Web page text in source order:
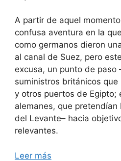
A partir de aquel
confusa aventura en la
como germanos dieron
al canal de Suez, pero
excusa, un punto de paso
suministros británicos
y otros puertos de Egipto;
alemanes, que
del Levante– hacia
relevantes.
Leer más